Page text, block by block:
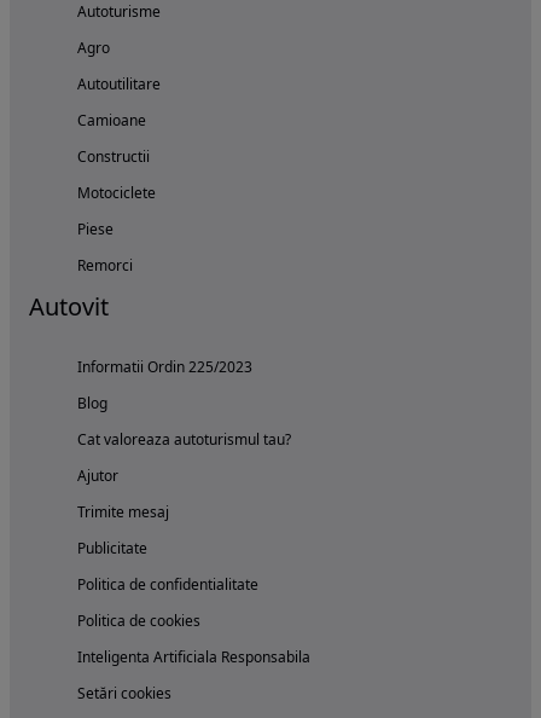
Autoturisme
Agro
Autoutilitare
Camioane
Constructii
Motociclete
Piese
Remorci
Autovit
Informatii Ordin 225/2023
Blog
Cat valoreaza autoturismul tau?
Ajutor
Trimite mesaj
Publicitate
Politica de confidentialitate
Politica de cookies
Inteligenta Artificiala Responsabila
Setări cookies